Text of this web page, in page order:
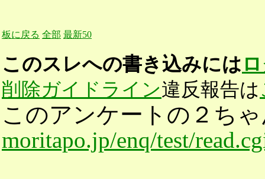
板に戻る 全部 最新50
このスレへの書き込みには
削除ガイドライン違反報告は
このアンケートの２ち
moritapo.jp/enq/test/